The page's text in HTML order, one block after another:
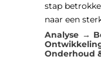
stap
naar een
Analyse
Onderhoud